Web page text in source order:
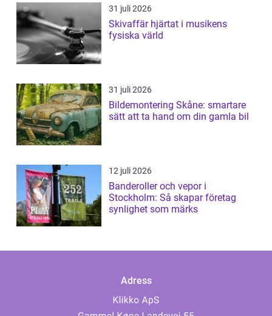
31 juli 2026
Skivaffär hjärtat i musikens
fysiska värld
31 juli 2026
Bildemontering Skåne: smartare
sätt att ta hand om din gamla bil
12 juli 2026
Banderoller och vepor i
Stockholm: Så skapar företag
synlighet som märks
Adress